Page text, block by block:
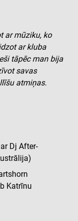
ar mūziku, ko
ar kluba
tāpēc man bija
savas
atmiņas.
Dj After-
Katrīnu